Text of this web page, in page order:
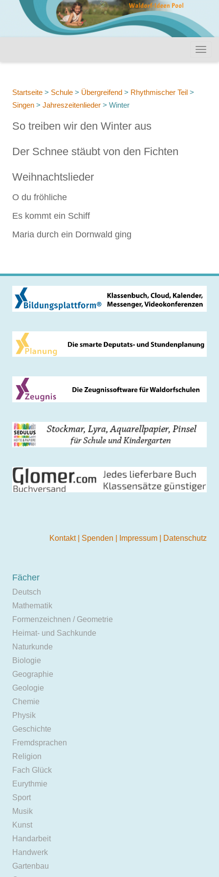
Startseite > Schule > Übergreifend > Rhythmischer Teil >
Singen > Jahreszeitenlieder > Winter
So treiben wir den Winter aus
Der Schnee stäubt von den Fichten
Weihnachtslieder
O du fröhliche
Es kommt ein Schiff
Maria durch ein Dornwald ging
Kontakt Spenden Impressum Datenschutz
Fächer
Deutsch
Mathematik
Formenzeichnen / Geometrie
Heimat- und Sachkunde
Naturkunde
Biologie
Geographie
Geologie
Chemie
Physik
Geschichte
Fremdsprachen
Religion
Fach Glück
Eurythmie
Sport
Musik
Kunst
Handarbeit
Handwerk
Gartenbau